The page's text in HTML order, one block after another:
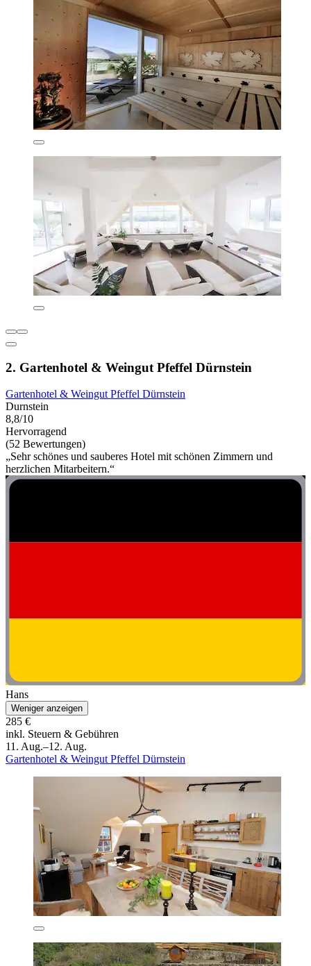
2. Gartenhotel & Weingut Pfeffel Dürnstein
Gartenhotel & Weingut Pfeffel Dürnstein
Durnstein
8,8/10
Hervorragend
(52 Bewertungen)
„Sehr schönes und sauberes Hotel mit schönen Zimmern und
herzlichen Mitarbeitern.“
Hans
Weniger anzeigen
285 €
inkl. Steuern & Gebühren
11. Aug.–12. Aug.
Gartenhotel & Weingut Pfeffel Dürnstein